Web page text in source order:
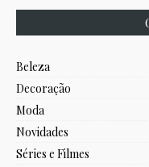
Beleza
Decoração
Moda
Novidades
Séries e Filmes